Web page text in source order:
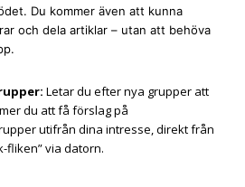
Du kommer även att kunna
och dela artiklar – utan att behöva
Letar du efter nya grupper att
du att få förslag på
utifrån dina intresse, direkt från
fliken” via datorn.